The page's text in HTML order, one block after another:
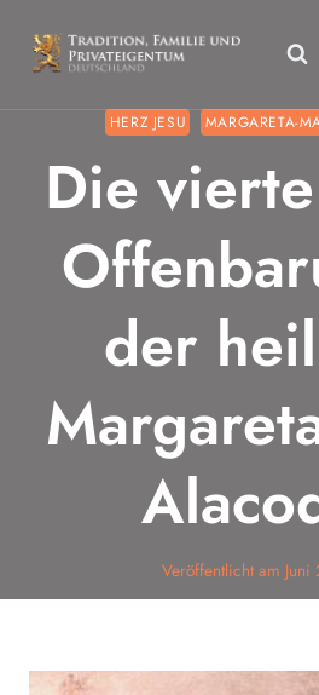
Inhalt
springen
HERZ JESU MARGARETA-
Die
der
Veröffentlicht am Juni